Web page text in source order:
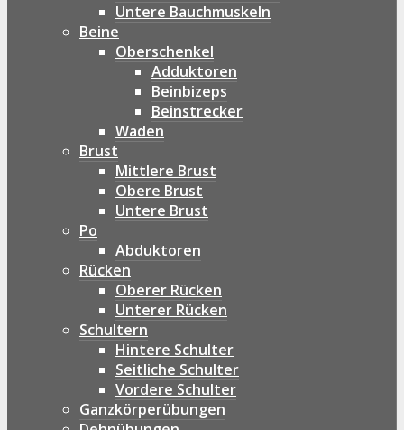
Untere Bauchmuskeln
Beine
Oberschenkel
Adduktoren
Beinbizeps
Beinstrecker
Waden
Brust
Mittlere Brust
Obere Brust
Untere Brust
Po
Abduktoren
Rücken
Oberer Rücken
Unterer Rücken
Schultern
Hintere Schulter
Seitliche Schulter
Vordere Schulter
Ganzkörperübungen